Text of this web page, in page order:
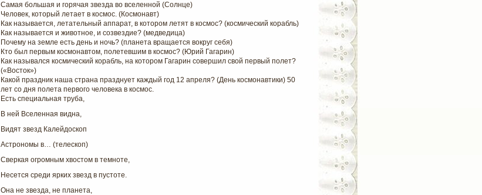
Самая большая и горячая звезда во вселенной (Солнце)
Человек, который летает в космос. (Космонавт)
Как называется, летательный аппарат, в котором летят в космос? (космический корабль)
Как называется и животное, и созвездие? (медведица)
Почему на земле есть день и ночь? (планета вращается вокруг себя)
Кто был первым космонавтом, полетевшим в космос? (Юрий Гагарин)
Как назывался космический корабль, на котором Гагарин совершил свой первый полет?
(«Восток»)
Какой праздник наша страна празднует каждый год 12 апреля? (День космонавтики) 50
лет со дня полета первого человека в космос.
Есть специальная труба,
В ней Вселенная видна,
Видят звезд Калейдоскоп
Астрономы в… (телескоп)
Сверкая огромным хвостом в темноте,
Несется среди ярких звезд в пустоте.
Она не звезда, не планета,